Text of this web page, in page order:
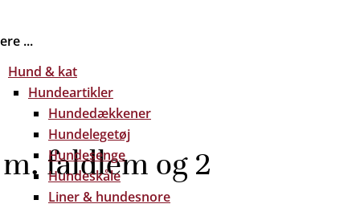
...
Hund & kat
Hundeartikler
Hundedækkener
Hundelegetøj
Hundesenge
Hundeskåle
Liner & hundesnore
faldlem og 2